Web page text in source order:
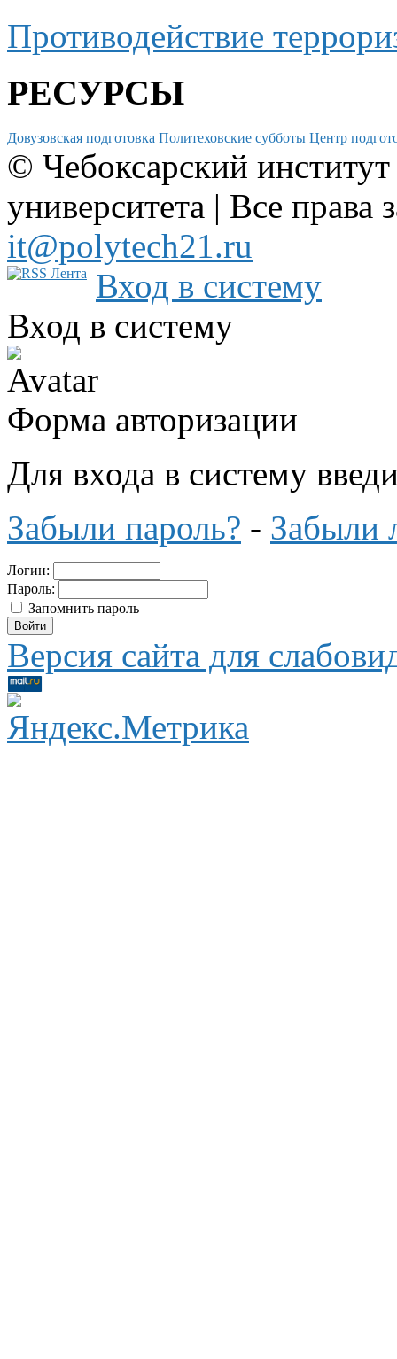
Противодействие
РЕСУРСЫ
Довузовская подготовка Политеховские субботы Центр
© Чебоксарский
университета | Все
it@polytech21.ru
Вход в систему
Вход в систему
Форма авторизации
Для входа в систему
Забыли пароль? - Забыли
Логин:
Пароль:
Запомнить пароль
Версия сайта для